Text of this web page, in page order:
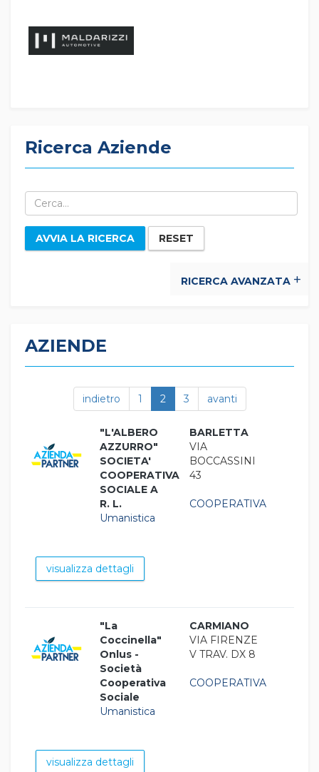
Ricerca Aziende
AVVIA LA RICERCA RESET
RICERCA AVANZATA
AZIENDE
indietro 1 2 3 avanti
"L'ALBERO
AZZURRO"
SOCIETA'
COOPERATIVA
SOCIALE A
R. L.
Umanistica
BARLETTA
VIA
BOCCASSINI
43
COOPERATIVA
visualizza dettagli
"La
Coccinella"
Onlus -
Società
Cooperativa
Sociale
Umanistica
CARMIANO
VIA FIRENZE
V TRAV. DX 8
COOPERATIVA
visualizza dettagli